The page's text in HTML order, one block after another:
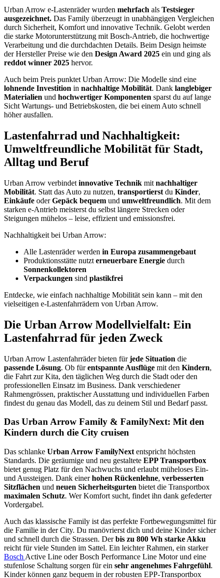
Urban Arrow e-Lastenräder wurden mehrfach als Testsieger
ausgezeichnet. Das Family überzeugt in unabhängigen Vergleichen
durch Sicherheit, Komfort und innovative Technik. Gelobt werden
die starke Motorunterstützung mit Bosch-Antrieb, die hochwertige
Verarbeitung und die durchdachten Details. Beim Design heimste
der Hersteller Preise wie den Design Award 2025 ein und ging als
reddot winner 2025 hervor.
Auch beim Preis punktet Urban Arrow: Die Modelle sind eine
lohnende Investition in nachhaltige Mobilität. Dank langlebiger
Materialien und hochwertiger Komponenten sparst du auf lange
Sicht Wartungs- und Betriebskosten, die bei einem Auto schnell
höher ausfallen.
Lastenfahrrad und Nachhaltigkeit:
Umweltfreundliche Mobilität für Stadt,
Alltag und Beruf
Urban Arrow verbindet innovative Technik mit nachhaltiger
Mobilität. Statt das Auto zu nutzen, transportierst du Kinder,
Einkäufe oderGepäck bequem und umweltfreundlich. Mit dem
starken e-Antrieb meisterst du selbst längere Strecken oder
Steigungen mühelos – leise, effizient und emissionsfrei.
Nachhaltigkeit bei Urban Arrow:
Alle Lastenräder werden in Europa zusammengebaut
Produktionsstätte nutzt erneuerbare Energie durch
Sonnenkollektoren
Verpackungen sind plastikfrei
Entdecke, wie einfach nachhaltige Mobilität sein kann – mit den
vielseitigen e-Lastenfahrrädern von Urban Arrow.
Die Urban Arrow Modellvielfalt: Ein
Lastenfahrrad für jeden Zweck
Urban Arrow Lastenfahrräder bieten fürjede Situation die
passende Lösung. Ob fürentspannte Ausflüge mit den Kindern,
die Fahrt zur Kita, den täglichen Weg durch die Stadt oder den
professionellen Einsatz im Business. Dank verschiedener
Rahmengrössen, praktischer Ausstattung und individuellen Farben
findest du genau das Modell, das zu deinem Stil und Bedarf passt.
Das Urban Arrow Family & FamilyNext: Mit den
Kindern durch die City cruisen
Das schlanke Urban Arrow FamilyNext entspricht höchsten
Standards. Die geräumige und neu gestaltete EPP Transportbox
bietet genug Platz für den Nachwuchs und erlaubt müheloses Ein-
und Aussteigen. Dank einerhohen Rückenlehne, verbesserten
Sitzflächen und neuen Sicherheitsgurten bietet die Transportbox
maximalen Schutz. Wer Komfort sucht, findet ihn dank gefederter
Vordergabel.
Auch das klassische Family ist das perfekte Fortbewegungsmittel für
die Familie in der City. Du manövrierst dich und deine Kinder sicher
und schnell durch die Strassen. Derbis zu 800 Wh starke Akku
reicht für viele Stunden im Sattel. Ein leichter Rahmen, ein starker
Bosch Active Line oder Bosch Performance Line Motor und eine
stufenlose Schaltung sorgen für ein sehr angenehmes Fahrgefühl.
Kinder können ganz bequem in der robusten EPP-Transportbox